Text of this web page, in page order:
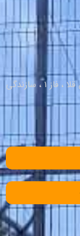
دفتر فروش : گلستان ، گرگان ، شهرک صنعتی آق قلا ، فاز 1 ، سازندگی